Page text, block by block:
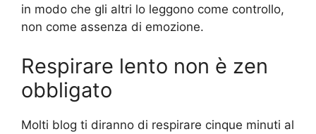
in modo che gli altri lo leggono come controllo,
non come assenza di emozione.
Respirare lento non è zen
obbligato
Molti blog ti diranno di respirare cinque minuti al